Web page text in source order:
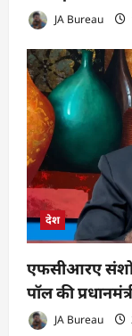
JA Bureau
देश
एफसीआरए
पॉल की
JA Bureau